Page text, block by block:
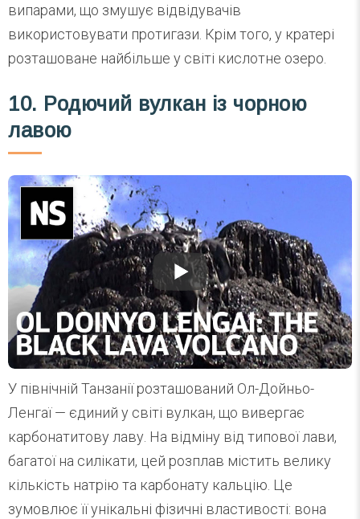
випарами, що змушує відвідувачів
використовувати протигази. Крім того, у кратері
розташоване найбільше у світі кислотне озеро.
10. Родючий вулкан із чорною
лавою
У північній Танзанії розташований Ол-Дойньо-
Ленгаї — єдиний у світі вулкан, що вивергає
карбонатитову лаву. На відміну від типової лави,
багатої на силікати, цей розплав містить велику
кількість натрію та карбонату кальцію. Це
зумовлює її унікальні фізичні властивості: вона